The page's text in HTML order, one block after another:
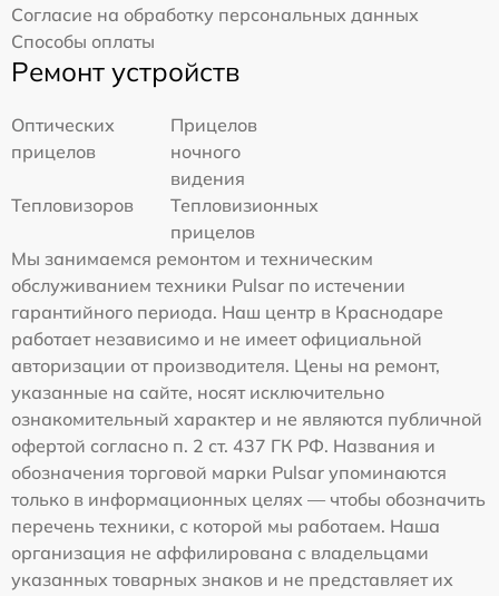
Согласие на обработку персональных данных
Способы оплаты
Ремонт устройств
Оптических
прицелов
Прицелов
ночного
видения
Тепловизоров
Тепловизионных
прицелов
Мы занимаемся ремонтом и техническим
обслуживанием техники Pulsar по истечении
гарантийного периода. Наш центр в Краснодаре
работает независимо и не имеет официальной
авторизации от производителя. Цены на ремонт,
указанные на сайте, носят исключительно
ознакомительный характер и не являются публичной
офертой согласно п. 2 ст. 437 ГК РФ. Названия и
обозначения торговой марки Pulsar упоминаются
только в информационных целях — чтобы обозначить
перечень техники, с которой мы работаем. Наша
организация не аффилирована с владельцами
указанных товарных знаков и не представляет их